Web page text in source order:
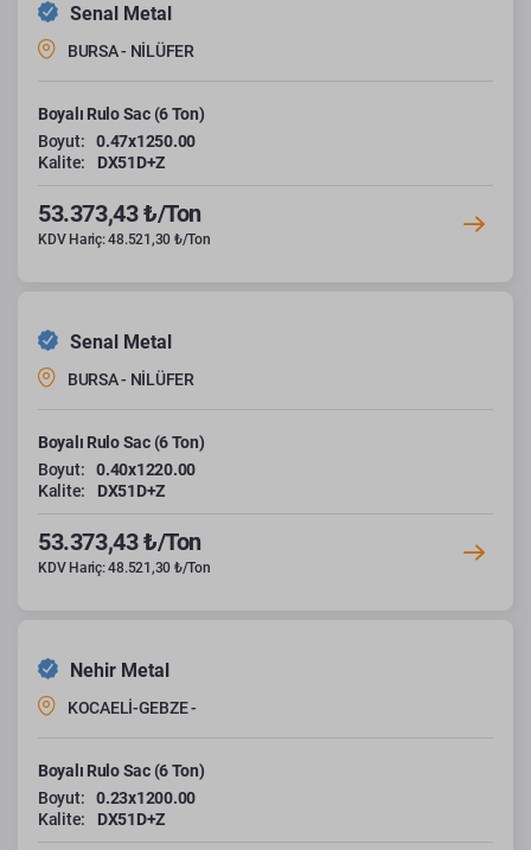
Senal Metal
BURSA - NİLÜFER
Boyalı Rulo Sac (6 Ton)
Boyut:
0.47x1250.00
Kalite:
DX51D+Z
53.373,43 ₺/Ton
KDV Hariç: 48.521,30 ₺/Ton
Senal Metal
BURSA - NİLÜFER
Boyalı Rulo Sac (6 Ton)
Boyut:
0.40x1220.00
Kalite:
DX51D+Z
53.373,43 ₺/Ton
KDV Hariç: 48.521,30 ₺/Ton
Nehir Metal
KOCAELİ-GEBZE -
Boyalı Rulo Sac (6 Ton)
Boyut:
0.23x1200.00
Kalite:
DX51D+Z